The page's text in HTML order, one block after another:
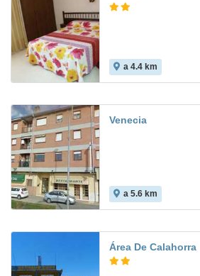
a 4.4 km
Venecia
a 5.6 km
Área De Calahorra